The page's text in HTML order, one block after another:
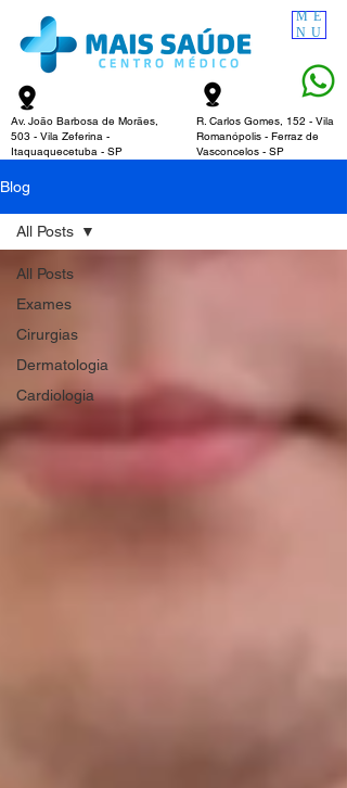
ME
NU
Av. João Barbosa de Morães,
503 - Vila Zeferina -
Itaquaquecetuba - SP​
R. Carlos Gomes, 152 - Vila
Romanópolis - Ferraz de
Vasconcelos - SP​
Blog
All Posts
Exames
Cirurgias
Dermatologia
Cardiologia
All Posts